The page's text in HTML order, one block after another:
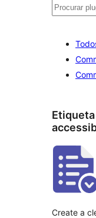
Pesquisar
Create a